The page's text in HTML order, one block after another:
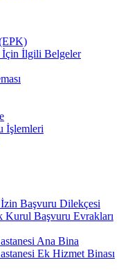
İçin İlgili Belgeler
İşlemleri
Başvuru Dilekçesi
Kurul Başvuru Evrakları
Ana Bina
Ek Hizmet Binası